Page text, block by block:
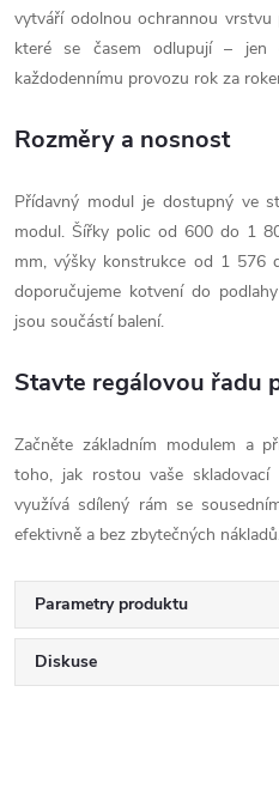
vytváří odolnou ochrannou vrstvu
které se časem odlupují – jen
každodennímu provozu rok za
Rozměry a nosnost
Přídavný modul je dostupný ve
modul. Šířky polic od 600 do 1
mm, výšky konstrukce od 1 576
doporučujeme kotvení do
jsou součástí balení.
Stavte regálovou řadu
Začněte základním modulem a
toho, jak rostou vaše
využívá sdílený rám se
efektivně a bez zbytečných
Parametry produktu
Diskuse